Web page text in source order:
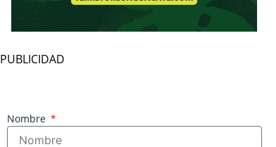
PUBLICIDAD
Nombre